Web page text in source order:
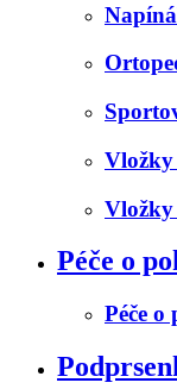
Péče o
Péče o